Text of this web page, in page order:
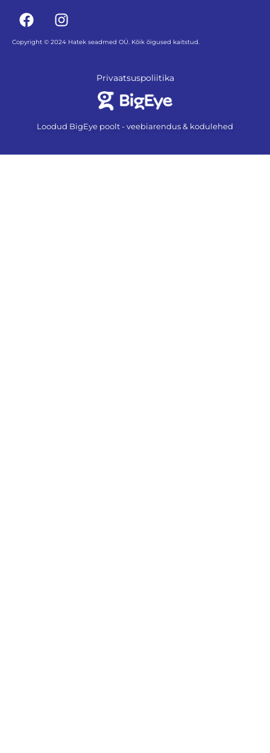
Copyright © 2024 Hatek seadmed OÜ. Kõik õigused kaitstud.
Privaatsuspoliitika
Loodud BigEye poolt - veebiarendus & kodulehed